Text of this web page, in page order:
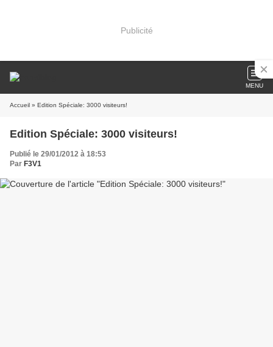
Publicité
MENU
Accueil » Edition Spéciale: 3000 visiteurs!
Edition Spéciale: 3000 visiteurs!
Publié le 29/01/2012 à 18:53
Par F3V1